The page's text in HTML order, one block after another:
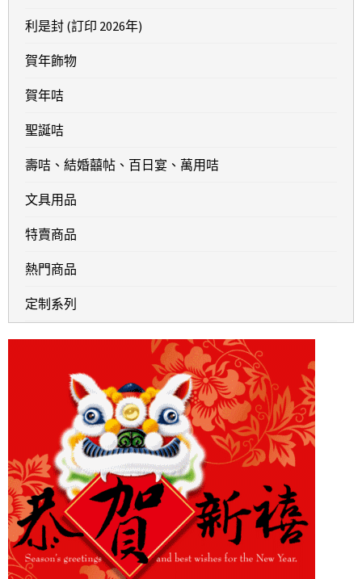
利是封 (訂印 2026年)
賀年飾物
賀年咭
聖誕咭
壽咭、結婚囍帖、百日宴、萬用咭
文具用品
特賣商品
熱門商品
定制系列